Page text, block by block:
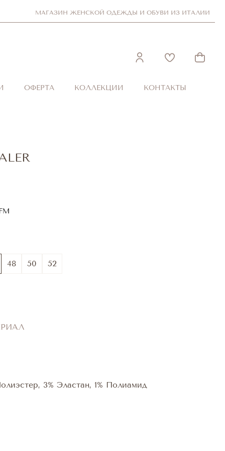
МАГАЗИН ЖЕНСКОЙ ОДЕЖДЫ И ОБУВИ ИЗ ИТАЛИИ
ОФЕРТА КОЛЛЕКЦИИ КОНТАКТЫ
48 50 52
3% Эластан, 1% Полиамид